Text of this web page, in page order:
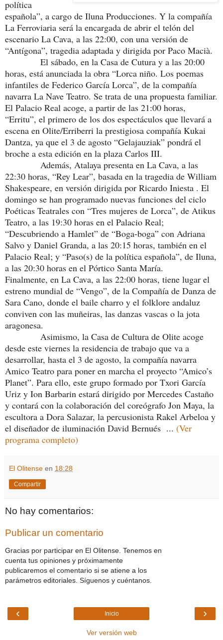
política
española”, a cargo de Iluna Producciones. Y la compañía
La Ferroviaria será la encargada de abrir el telón del
escenario La Cava, a las 22:00, con una versión de
“Antígona”, tragedia adaptada y dirigida por Paco Macià.
El sábado, en la Casa de Cutura y a las 20:00
horas, está anunciada la obra “Lorca niño. Los poemas
infantiles de Federico García Lorca”, de la compañía
navarra La Nave Teatro. Se trata de una propuesta familiar.
El Palacio Real acoge, a partir de las 21:00 horas,
“Erritu”, el primero de los dos espectáculos que llevará a
escena en Olite/Erriberri la prestigiosa compañía Kukai
Dantza, ya que el 3 de agosto “Gelajauziak” pondrá el
broche a esta edición en la plaza Carlos III.
Además, Atalaya presenta en La Cava, a las
22:30 horas, “Rey Lear”, basada en la tragedia de William
Shakespeare, en versión dirigida por Ricardo Iniesta . El
domingo se han programado nuevas funciones del ciclo
Poéticas Teatrales con “Tres mujeres de Lorca”, de Atikus
Teatro, a las 19:30 horas en el Palacio Real;
“Descubriendo a Hamlet” de “Boga-boga” con Adriana
Salvo y Daniel Granda, a las 20:15 horas, también en el
Palacio Real; y “Paso(s) de la política española”, de Iluna,
a las 20:30 horas en el Pórtico Santa María.
Finalmente, en La Cava, a las 22:00 horas, tiene lugar el
estreno mundial de “Vengo”, de la Compañía de Danza de
Sara Cano, donde el baile charro y el folklore andaluz
conviven con las muñeiras, las danzas vascas o la jota
aragonesa.
Asimismo, la Casa de Cultura de Olite acoge
desde este viernes la residencia de trabajo que va a
desarrollar, hasta el 3 de agosto, la compañía navarra
Amico Teatro para poner en marcha el proyecto “Amico’s
Planet”. Para ello, este grupo formado por Txori García
Uriz y Ion Barbarin estará dirigido por Mercedes Castaño
y contará con la colaboración del coreógrafo Jon Maya, la
escultora a Dora Salazar, la percusionista Rakel Arbeloa y
el diseñador de iluminación David Bernués ... (Ver
programa completo)
El Olitense en 18:28
Compartir
No hay comentarios:
Publicar un comentario
Gracias por participar en El Olitense. Tenemos en
cuenta tus opiniones y próximamente
publicaremos el comentario si se atiene a los
parámetros editoriales. Síguenos y cuéntanos.
‹ ›
Inicio
Ver versión web